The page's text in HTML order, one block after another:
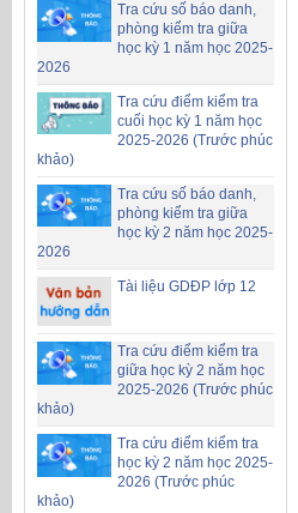
Tra cứu số báo danh,
phòng kiểm tra giữa
học kỳ 1 năm học 2025-
2026
Tra cứu điểm kiểm tra
cuối học kỳ 1 năm học
2025-2026 (Trước phúc
khảo)
Tra cứu số báo danh,
phòng kiểm tra giữa
học kỳ 2 năm học 2025-
2026
Tài liệu GDĐP lớp 12
Tra cứu điểm kiểm tra
giữa học kỳ 2 năm học
2025-2026 (Trước phúc
khảo)
Tra cứu điểm kiểm tra
học kỳ 2 năm học 2025-
2026 (Trước phúc
khảo)